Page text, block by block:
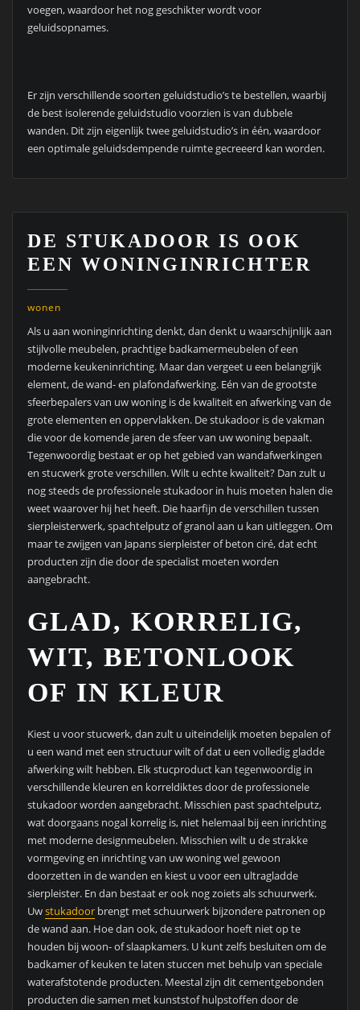
voegen, waardoor het nog geschikter wordt voor
geluidsopnames.
Er zijn verschillende soorten geluidstudio’s te bestellen, waarbij
de best isolerende geluidstudio voorzien is van dubbele
wanden. Dit zijn eigenlijk twee geluidstudio’s in één, waardoor
een optimale geluidsdempende ruimte gecreeerd kan worden.
DE STUKADOOR IS OOK
EEN WONINGINRICHTER
wonen
Als u aan woninginrichting denkt, dan denkt u waarschijnlijk aan
stijlvolle meubelen, prachtige badkamermeubelen of een
moderne keukeninrichting. Maar dan vergeet u een belangrijk
element, de wand- en plafondafwerking. Eén van de grootste
sfeerbepalers van uw woning is de kwaliteit en afwerking van de
grote elementen en oppervlakken. De stukadoor is de vakman
die voor de komende jaren de sfeer van uw woning bepaalt.
Tegenwoordig bestaat er op het gebied van wandafwerkingen
en stucwerk grote verschillen. Wilt u echte kwaliteit? Dan zult u
nog steeds de professionele stukadoor in huis moeten halen die
weet waarover hij het heeft. Die haarfijn de verschillen tussen
sierpleisterwerk, spachtelputz of granol aan u kan uitleggen. Om
maar te zwijgen van Japans sierpleister of beton ciré, dat echt
producten zijn die door de specialist moeten worden
aangebracht.
GLAD, KORRELIG,
WIT, BETONLOOK
OF IN KLEUR
Kiest u voor stucwerk, dan zult u uiteindelijk moeten bepalen of
u een wand met een structuur wilt of dat u een volledig gladde
afwerking wilt hebben. Elk stucproduct kan tegenwoordig in
verschillende kleuren en korreldiktes door de professionele
stukadoor worden aangebracht. Misschien past spachtelputz,
wat doorgaans nogal korrelig is, niet helemaal bij een inrichting
met moderne designmeubelen. Misschien wilt u de strakke
vormgeving en inrichting van uw woning wel gewoon
doorzetten in de wanden en kiest u voor een ultragladde
sierpleister. En dan bestaat er ook nog zoiets als schuurwerk.
Uwstukadoorbrengt met schuurwerk bijzondere patronen op
de wand aan. Hoe dan ook, de stukadoor hoeft niet op te
houden bij woon- of slaapkamers. U kunt zelfs besluiten om de
badkamer of keuken te laten stuccen met behulp van speciale
waterafstotende producten. Meestal zijn dit cementgebonden
producten die samen met kunststof hulpstoffen door de